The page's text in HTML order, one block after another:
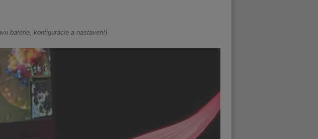
batérie, konfigurácie a nastavení)